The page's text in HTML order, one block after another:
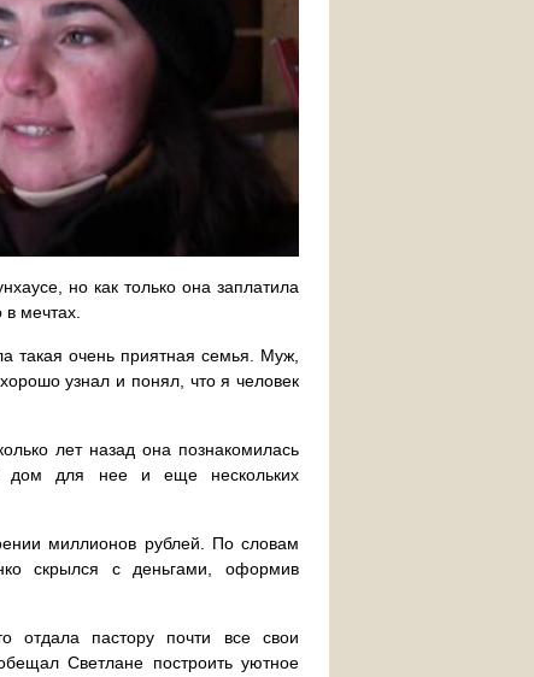
но как только она заплатила
мечтах.
такая очень приятная семья. Муж,
узнал и понял, что я человек
лет назад она познакомилась
дом для нее и еще нескольких
миллионов рублей. По словам
скрылся с деньгами, оформив
отдала пастору почти все свои
Светлане построить уютное